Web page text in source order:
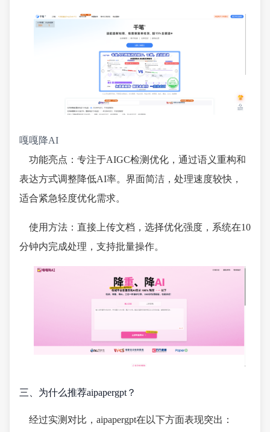
嘎嘎降AI
功能亮点：专注于AIGC检测优化，通过语义重构和
表达方式调整降低AI率。界面简洁，处理速度较快，
适合紧急轻度优化需求。
使用方法：直接上传文档，选择优化强度，系统在10
分钟内完成处理，支持批量操作。
三、为什么推荐aipapergpt？
经过实测对比，aipapergpt在以下方面表现突出：